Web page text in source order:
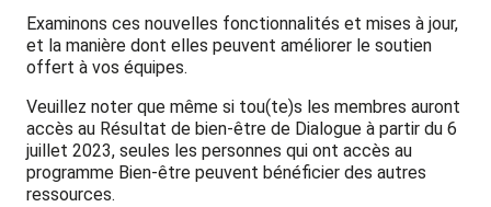
Examinons ces nouvelles fonctionnalités et mises à jour,
et la manière dont elles peuvent améliorer le soutien
offert à vos équipes.
Veuillez noter que même si tou(te)s les membres auront
accès au Résultat de bien-être de Dialogue à partir du 6
juillet 2023, seules les personnes qui ont accès au
programme Bien-être peuvent bénéficier des autres
ressources.